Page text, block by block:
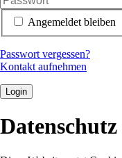
Angemeldet bleiben
Passwort vergessen?
Kontakt aufnehmen
Login
Datenschutz